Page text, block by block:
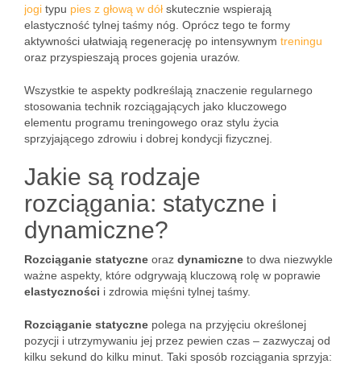
jogi typu pies z głową w dół skutecznie wspierają
elastyczność tylnej taśmy nóg. Oprócz tego te formy
aktywności ułatwiają regenerację po intensywnym treningu
oraz przyspieszają proces gojenia urazów.
Wszystkie te aspekty podkreślają znaczenie regularnego
stosowania technik rozciągających jako kluczowego
elementu programu treningowego oraz stylu życia
sprzyjającego zdrowiu i dobrej kondycji fizycznej.
Jakie są rodzaje
rozciągania: statyczne i
dynamiczne?
Rozciąganie statyczne oraz dynamiczne to dwa niezwykle
ważne aspekty, które odgrywają kluczową rolę w poprawie
elastyczności i zdrowia mięśni tylnej taśmy.
Rozciąganie statyczne polega na przyjęciu określonej
pozycji i utrzymywaniu jej przez pewien czas – zazwyczaj od
kilku sekund do kilku minut. Taki sposób rozciągania sprzyja: